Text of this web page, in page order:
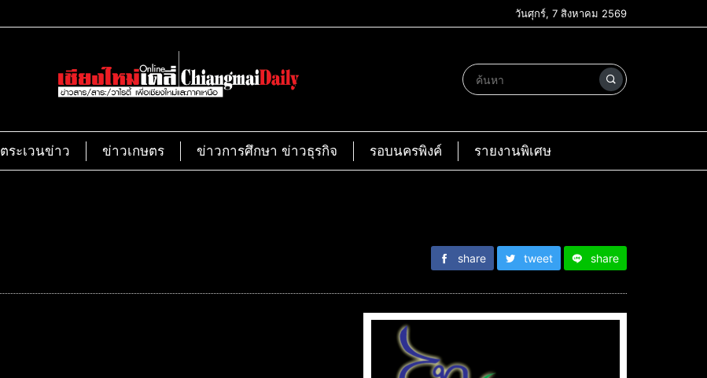
วันศุกร์, 7 สิงหาคม 2569
ตระเวนข่าว ข่าวเกษตร ข่าวการศึกษา ข่าวธุรกิจ รอบนครพิงค์ รายงานพิเศษ
share tweet share